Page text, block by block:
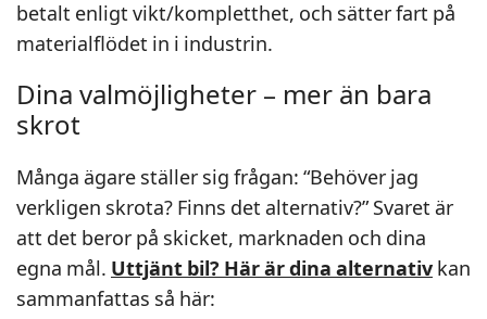
betalt enligt vikt/kompletthet, och sätter fart på
materialflödet in i industrin.
Dina valmöjligheter – mer än bara
skrot
Många ägare ställer sig frågan: “Behöver jag
verkligen skrota? Finns det alternativ?” Svaret är
att det beror på skicket, marknaden och dina
egna mål. Uttjänt bil? Här är dina alternativ kan
sammanfattas så här: